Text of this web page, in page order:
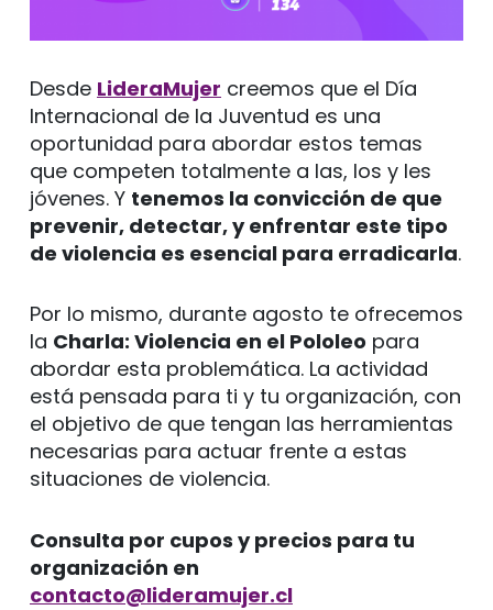
Desde LideraMujer creemos que el Día
Internacional de la Juventud es una
oportunidad para abordar estos temas
que competen totalmente a las, los y les
jóvenes. Y tenemos la convicción de que
prevenir, detectar, y enfrentar este tipo
de violencia es esencial para erradicarla.
Por lo mismo, durante agosto te ofrecemos
la Charla: Violencia en el Pololeo para
abordar esta problemática. La actividad
está pensada para ti y tu organización, con
el objetivo de que tengan las herramientas
necesarias para actuar frente a estas
situaciones de violencia.
Consulta por cupos y precios para tu
organización en
contacto@lideramujer.cl